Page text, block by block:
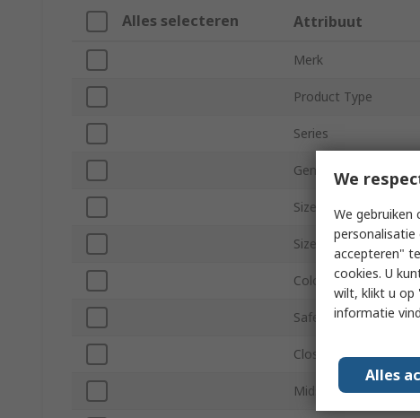
Alles selecteren Attribuut
Merk
Product Type
Series
Gender
Size EU
Size UK
Colour
Safety Toe Type
Closure Type
Midsole Material
We
We gebruiken
accepteren"
cookies. U
wilt, klikt u op
informatie
Alles